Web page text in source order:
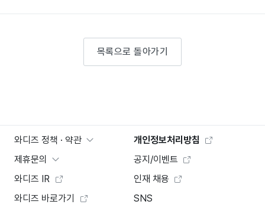
목록으로 돌아가기
와디즈 정책 · 약관
개인정보처리방침
제휴문의
공지/이벤트
와디즈 IR
인재 채용
와디즈 바로가기
SNS